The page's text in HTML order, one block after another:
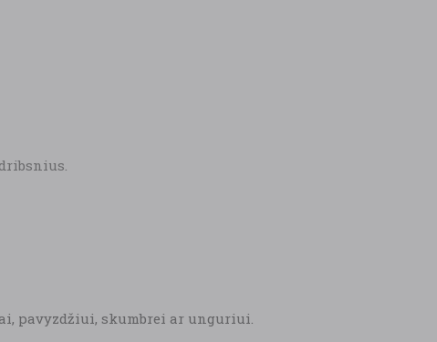
pavyzdžiui, skumbrei ar unguriui.